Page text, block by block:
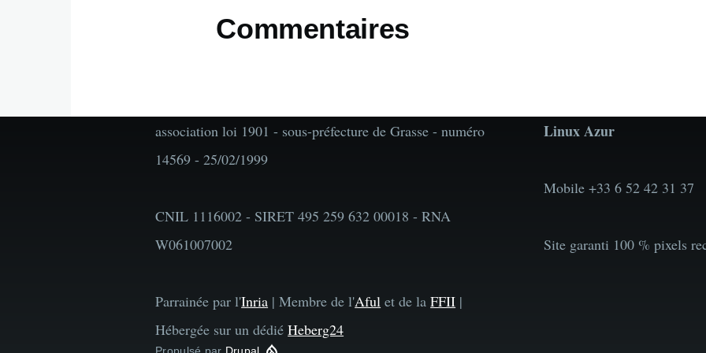
Commentaires
association loi 1901 - sous-préfecture de Grasse - numéro
14569 - 25/02/1999
CNIL 1116002 - SIRET 495 259 632 00018 - RNA
W061007002
Parrainée par l'Inria | Membre de l'Aful et de laFFII |
Hébergée sur un dédiéHeberg24
Linux Azur
Mobile +33 6 52 42 31 37
Site garanti 100 % pixels